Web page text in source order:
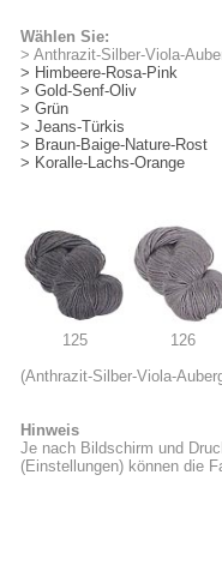
Wählen Sie:
> Anthrazit-Silber-Viola-
> Himbeere-Rosa-Pink
> Gold-Senf-Oliv
> Grün
> Jeans-Türkis
> Braun-Baige-Nature-Rost
> Koralle-Lachs-Orange
125
126
(Anthrazit-Silber-Viola-
Hinweis
Je nach Bildschirm und
(Einstellungen) können die